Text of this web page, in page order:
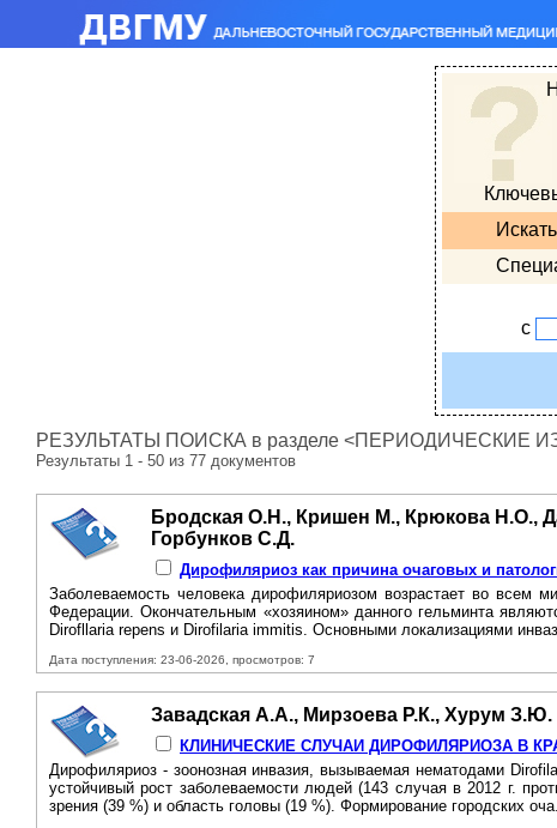
с
РЕЗУЛЬТАТЫ ПОИСКА в разделе <ПЕРИОДИЧЕСКИЕ
Результаты 1 - 50 из 77 документов
Бродская О.Н., Кришен М., Крюкова Н.О.,
Горбунков С.Д.
Дирофиляриоз как причина очаговых и
Заболеваемость человека дирофиляриозом возрастает во всем
Федерации. Окончательным «хозяином» данного гельминта
Dirofllaria repens и Dirofilaria immitis. Основными локализациями
Дата поступления: 23-06-2026, просмотров: 7
Завадская А.А., Мирзоева Р.К., Хурум З.Ю.
КЛИНИЧЕСКИЕ СЛУЧАИ ДИРОФИЛЯРИОЗА В
Дирофиляриоз - зоонозная инвазия, вызываемая нематодами
устойчивый рост заболеваемости людей (143 случая в 2012 г.
зрения (39 %) и область головы (19 %). Формирование городских